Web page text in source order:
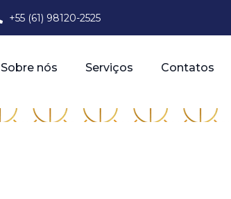
+55 (61) 98120-2525
Sobre nós Serviços Contatos